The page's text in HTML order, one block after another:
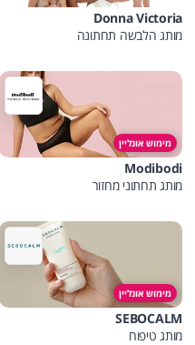
Donna Victoria
מותג הלבשה תחתונה
מימוש אונליין
Modibodi
מותג תחתוני מחזור
מימוש אונליין
SEBOCALM
מותג טיפוח